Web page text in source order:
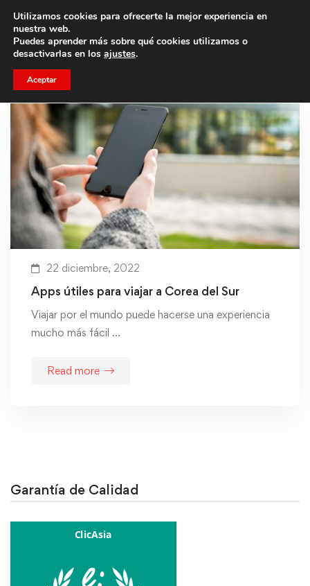
Trae a un amigo y llevaos un total de 75€ de descuento.
22 diciembre, 2022
Apps útiles para viajar a Corea del Sur
Viajar por el mundo puede hacerse una experiencia
mucho más fácil …
Read more
Garantía de Calidad
Utilizamos cookies para ofrecerte la mejor experiencia en
nuestra web.
Puedes aprender más sobre qué cookies utilizamos o
desactivarlas en los ajustes.
Aceptar